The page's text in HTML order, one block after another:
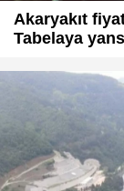
Akaryakıt
Tabelaya